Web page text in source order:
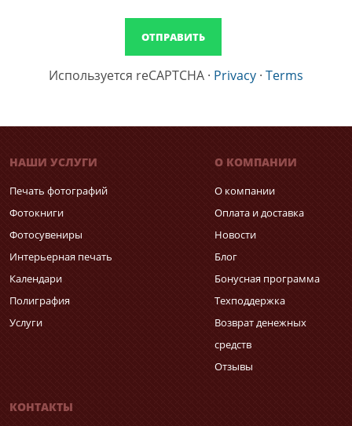
Используется reCAPTCHA · Privacy · Terms
НАШИ УСЛУГИ
Печать фотографий
Фотокниги
Фотосувениры
Интерьерная печать
Календари
Полиграфия
Услуги
О КОМПАНИИ
О компании
Оплата и доставка
Новости
Блог
Бонусная программа
Техподдержка
Возврат денежных
средств
Отзывы
КОНТАКТЫ